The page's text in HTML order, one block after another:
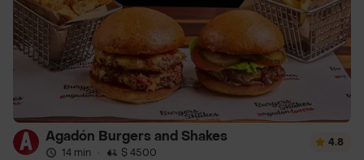
Agadón Burgers and Shakes
14 min · $ 4500
4.8